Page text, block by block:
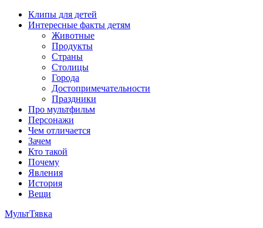
Перейти
содержимому
Клипы для детей
Интересные факты детям
Животные
Продукты
Страны
Столицы
Города
Достопримечательности
Праздники
Про мультфильм
Персонажи
Чем отличается
Зачем
Кто такой
Почему
Явления
История
Вещи
МультТявка